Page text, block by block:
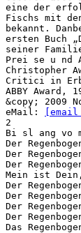
eine der
Fischs mit
bekannt.
ersten Buch
seiner
Prei se u nd
Christopher
Critici in
ABBY Award,
&copy; 2009
eMail:
2
Bi sl ang vo
Der
Der
Der
Mein ist Dein,
Der
Der
Der
Der
Das